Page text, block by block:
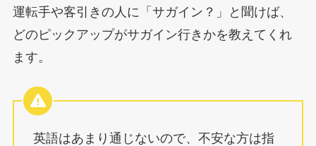
運転手や客引きの人に「サガイン？」と聞けば、
どのピックアップがサガイン行きかを教えてくれ
ます。
英語はあまり通じないので、不安な方は指